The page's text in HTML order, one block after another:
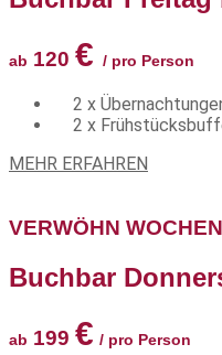
ab 120 € / pro Person
2 x
2 x
MEHR ERFAHREN
VERWÖHN
Buchbar
ab 199 € / pro Person